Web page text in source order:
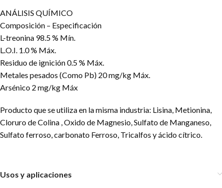
ANÁLISIS QUÍMICO
Composición – Especificación
L-treonina 98.5 % Mín.
L.O.I. 1.0 % Máx.
Residuo de ignición 0.5 % Máx.
Metales pesados (Como Pb) 20 mg/kg Máx.
Arsénico 2 mg/kg Máx
Producto que se utiliza en la misma industria: Lisina, Metionina,
Cloruro de Colina , Oxido de Magnesio, Sulfato de Manganeso,
Sulfato ferroso, carbonato Ferroso, Tricalfos y ácido cítrico.
Usos y aplicaciones